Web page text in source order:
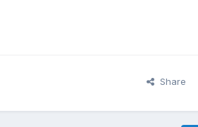
Share